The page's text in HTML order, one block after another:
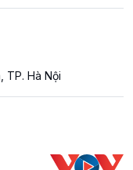
TP. Hà Nội